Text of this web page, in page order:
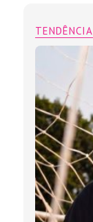
TENDÊNCIA